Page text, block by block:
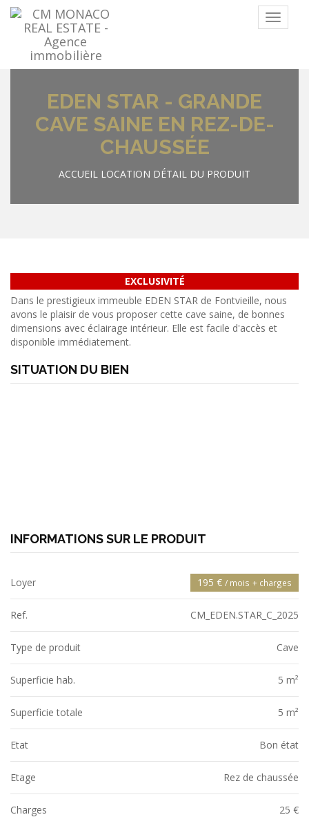
Menu
EDEN STAR - GRANDE
CAVE SAINE EN REZ-DE-
CHAUSSÉE
ACCUEIL LOCATION DÉTAIL DU PRODUIT
EXCLUSIVITÉ
Dans le prestigieux immeuble EDEN STAR de Fontvieille, nous
avons le plaisir de vous proposer cette cave saine, de bonnes
dimensions avec éclairage intérieur. Elle est facile d'accès et
disponible immédiatement.
SITUATION DU BIEN
INFORMATIONS SUR LE PRODUIT
Loyer 195 € / mois + charges
Ref. CM_EDEN.STAR_C_2025
Type de produit Cave
Superficie hab. 5 m²
Superficie totale 5 m²
Etat Bon état
Etage Rez de chaussée
Charges 25 €